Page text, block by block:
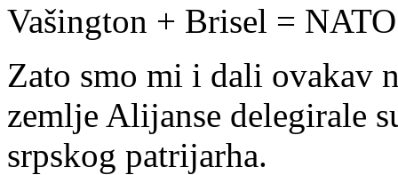
Vašington + Brisel = NATO
Zato smo mi i dali ovakav
zemlje Alijanse delegirale
srpskog patrijarha.